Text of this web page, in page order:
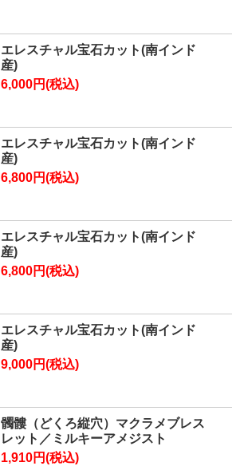
エレスチャル宝石カット(南インド
産)
6,000円(税込)
エレスチャル宝石カット(南インド
産)
6,800円(税込)
エレスチャル宝石カット(南インド
産)
6,800円(税込)
エレスチャル宝石カット(南インド
産)
9,000円(税込)
髑髏（どくろ縦穴）マクラメブレス
レット／ミルキーアメジスト
1,910円(税込)